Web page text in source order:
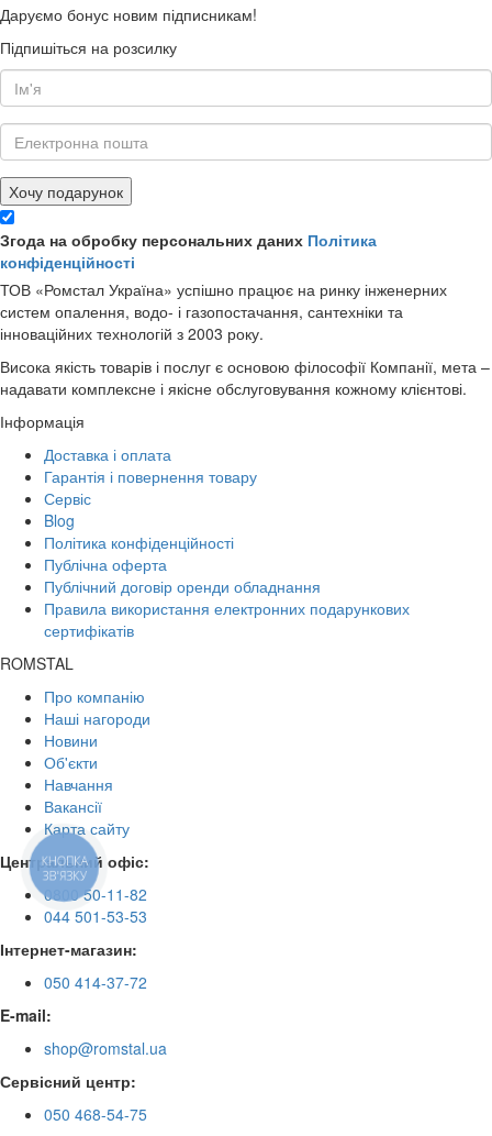
Даруємо бонус новим підписникам!
Підпишіться на розсилку
Хочу подарунок
Згода на обробку персональних даних Політика
конфіденційності
ТОВ «Ромстал Україна» успішно працює на ринку інженерних
систем опалення, водо- і газопостачання, сантехніки та
інноваційних технологій з 2003 року.
Висока якість товарів і послуг є основою філософії Компанії, мета –
надавати комплексне і якісне обслуговування кожному клієнтові.
Інформація
Доставка і оплата
Гарантія і повернення товару
Сервіс
Blog
Політика конфіденційності
Публічна оферта
Публічний договір оренди обладнання
Правила використання електронних подарункових
сертифікатів
ROMSTAL
Про компанію
Наші нагороди
Новини
Об'єкти
Навчання
Вакансії
Карта сайту
Центральний офіс:
0800 50-11-82
044 501-53-53
Інтернет-магазин:
050 414-37-72
E-mail:
shop@romstal.ua
Сервісний центр:
050 468-54-75
КНОПКА
ЗВ'ЯЗКУ